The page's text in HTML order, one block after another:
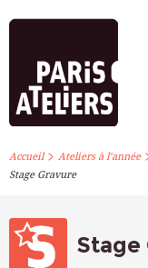
Accueil> Ateliers à l’année
Stage Gravure
Stage